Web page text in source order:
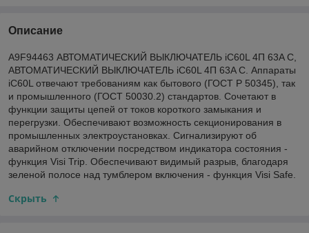
Описание
A9F94463 АВТОМАТИЧЕСКИЙ ВЫКЛЮЧАТЕЛЬ iC60L 4П 63A C,
АВТОМАТИЧЕСКИЙ ВЫКЛЮЧАТЕЛЬ iC60L 4П 63A C. Аппараты
iC60L отвечают требованиям как бытового (ГОСТ Р 50345), так
и промышленного (ГОСТ 50030.2) стандартов. Сочетают в
функции защиты цепей от токов короткого замыкания и
перегрузки. Обеспечивают возможность секционирования в
промышленных электроустановках. Сигнализируют об
аварийном отключении посредством индикатора состояния -
функция Visi Trip. Обеспечивают видимый разрыв, благодаря
зеленой полосе над тумблером включения - функция Visi Safe.
Скрыть